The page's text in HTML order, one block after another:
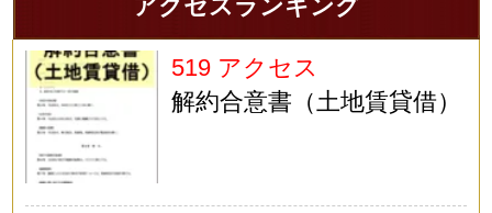
アクセスランキング
519 アクセス
解約合意書（土地賃貸借）